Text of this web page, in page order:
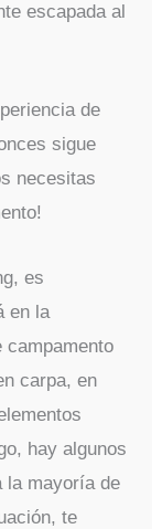
escapada al
de
sigue
necesitas
es
en la
campamento
carpa, en
hay algunos
la mayoría de
te